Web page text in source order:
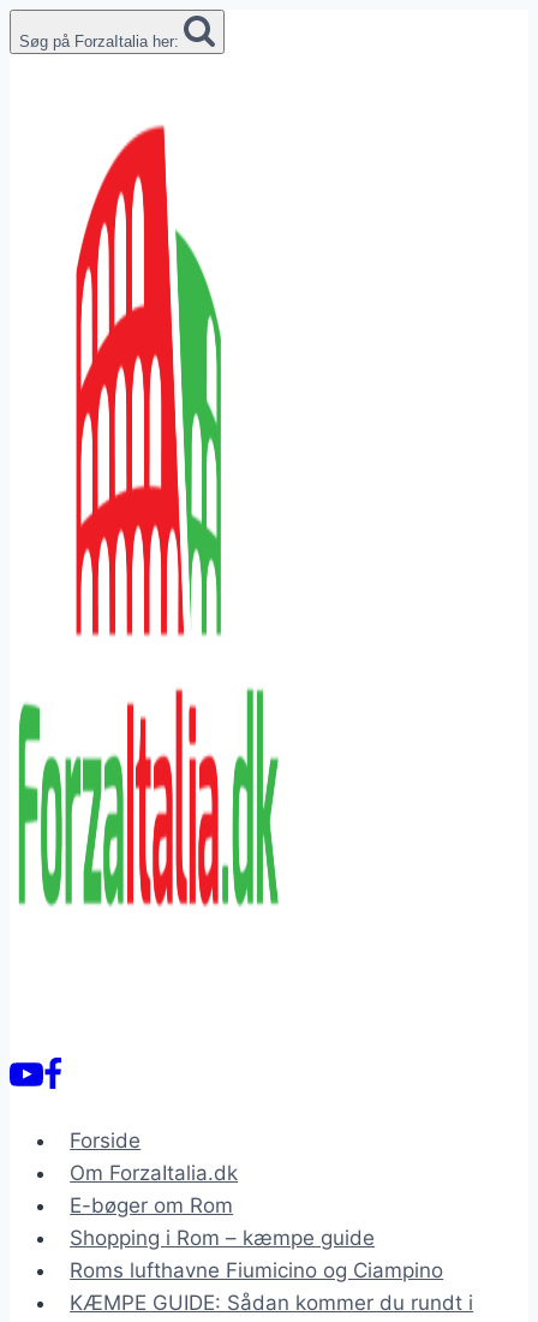
til
Søg på ForzaItalia her:
Forside
Om ForzaItalia.dk
E-bøger om Rom
Shopping i Rom – kæmpe guide
Roms lufthavne Fiumicino og Ciampino
KÆMPE GUIDE: Sådan kommer du rundt i